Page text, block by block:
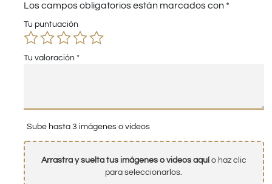
Los campos obligatorios están marcados con *
Tu puntuación
Tu valoración *
Sube hasta 3 imágenes o vídeos
Arrastra y suelta tus imágenes o videos aquío haz clic
para seleccionarlos.